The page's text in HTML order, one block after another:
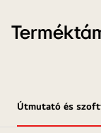
Útmutató és